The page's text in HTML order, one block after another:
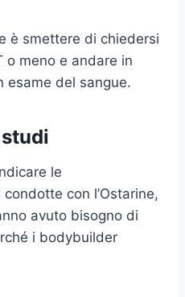
è smettere di chiedersi
o meno e andare in
esame del sangue.
le
con l’Ostarine,
avuto bisogno di
i bodybuilder